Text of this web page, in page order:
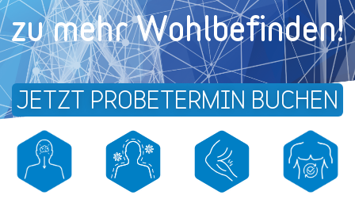
zu mehr Wohl­befinden!
JETZT PROBETERMIN BUCHEN